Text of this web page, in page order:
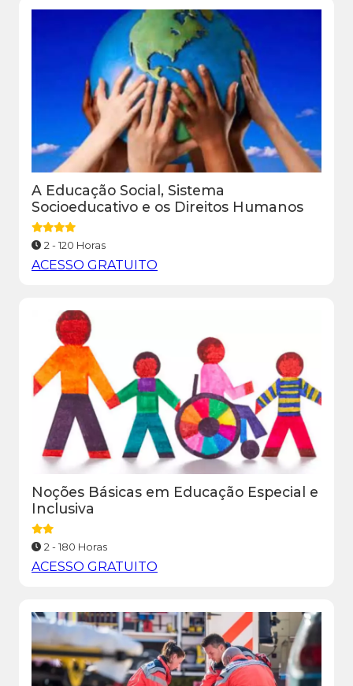
A Educação Social, Sistema
Socioeducativo e os Direitos Humanos
2 - 120 Horas
ACESSO GRATUITO
Noções Básicas em Educação Especial e
Inclusiva
2 - 180 Horas
ACESSO GRATUITO